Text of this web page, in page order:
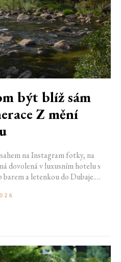
být blíž sám
Z mění
na Instagram fotky, na
dovolená v luxusním hotelu s
a letenkou do Dubaje.
vlakem na Šumavu.